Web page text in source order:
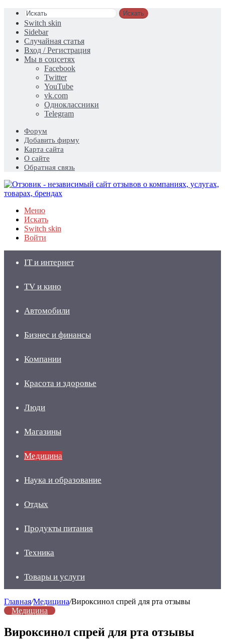
Искать
Switch skin
Sidebar
Случайная статья
Вход / Регистрация
Мы в соцсетях
Facebook
Twitter
YouTube
vk.com
Одноклассники
Telegram
Форум
Добавить фирму
Карта сайта
О сайте
Обратная связь
Меню
Искать
Switch skin
Войти
IT и интернет
TV и кино
Автомобили
Бизнес и финансы
Компании
Красота и здоровье
Люди
Магазины
Медицина
Наука и образование
Отдых
Продукты питания
Техника
Товары и услуги
Главная/Медицина/Вироксинол спрей для рта отзывы
Медицина
Вироксинол спрей для рта отзывы